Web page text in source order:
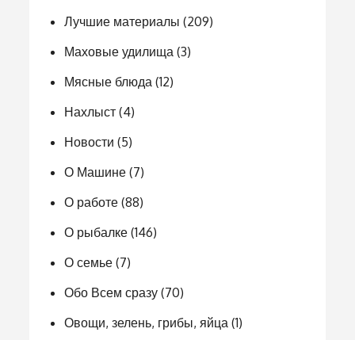
Лучшие материалы (209)
Маховые удилища (3)
Мясные блюда (12)
Нахлыст (4)
Новости (5)
О Машине (7)
О работе (88)
О рыбалке (146)
О семье (7)
Обо Всем сразу (70)
Овощи, зелень, грибы, яйца (1)